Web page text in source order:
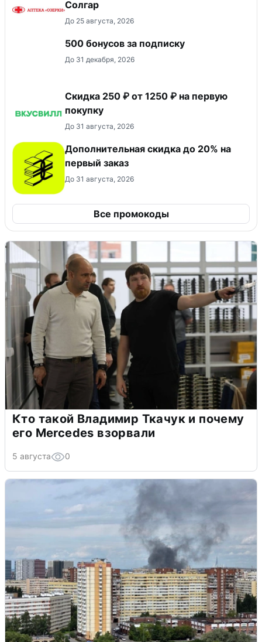
Солгар
До 25 августа, 2026
500 бонусов за подписку
До 31 декабря, 2026
Скидка 250 ₽ от 1250 ₽ на первую
покупку
До 31 августа, 2026
Дополнительная скидка до 20% на
первый заказ
До 31 августа, 2026
Все промокоды
Кто такой Владимир Ткачук и почему
его Mercedes взорвали
5 августа 0